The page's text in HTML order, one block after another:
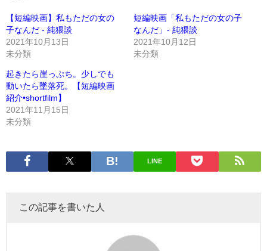
【短編映画】私もただの女の
子なんだ - 純猥談
2021年10月13日
未分類
短編映画「私もただの女の子
なんだ」- 純猥談
2021年10月12日
未分類
起きたら崖っぷち。少しでも
動いたら墜落死。【短編映画
紹介•shortfilm】
2021年11月15日
未分類
LINE
この記事を書いた人